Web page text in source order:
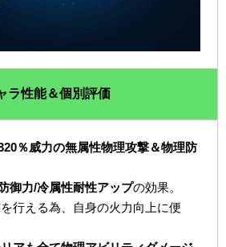
ラ性能＆個別評価
％威力の無属性物理攻撃＆物理防
御力/冷属性耐性アップの効果。
行える為、自身の火力向上に便